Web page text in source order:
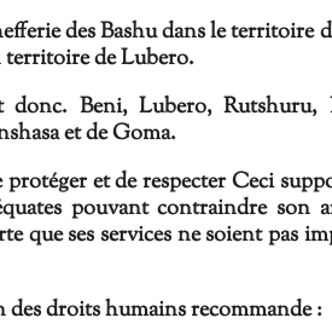
des Bashu dans le territoire
territoire de Lubero.
donc. Beni, Lubero, Rutshuru,
et de Goma.
et de respecter Ceci
pouvant contraindre son
que ses services ne soient pas
droits humains recommande :